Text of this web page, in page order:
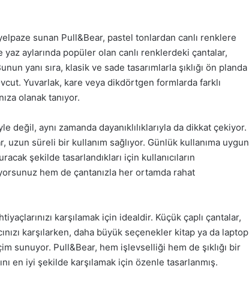
sunan Pull&Bear, pastel tonlardan canlı renklere
yaz aylarında popüler olan canlı renklerdeki çantalar,
yanı sıra, klasik ve sade tasarımlarla şıklığı ön planda
Yuvarlak, kare veya dikdörtgen formlarda farklı
olanak tanıyor.
değil, aynı zamanda dayanıklılıklarıyla da dikkat çekiyor.
uzun süreli bir kullanım sağlıyor. Günlük kullanıma uygun
şekilde tasarlandıkları için kullanıcıların
hem de çantanızla her ortamda rahat
karşılamak için idealdir. Küçük çaplı çantalar,
karşılarken, daha büyük seçenekler kitap ya da laptop
sunuyor. Pull&Bear, hem işlevselliği hem de şıklığı bir
en iyi şekilde karşılamak için özenle tasarlanmış.